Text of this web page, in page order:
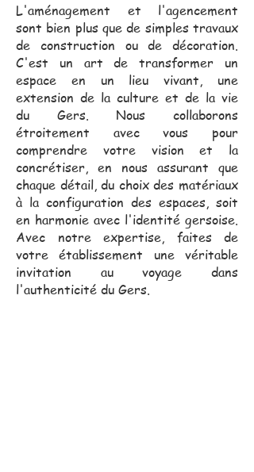
L'aménagement et l'agencement
sont bien plus que de simples travaux
de construction ou de décoration.
C'est un art de transformer un
espace en un lieu vivant, une
extension de la culture et de la vie
du Gers. Nous collaborons
étroitement avec vous pour
comprendre votre vision et la
concrétiser, en nous assurant que
chaque détail, du choix des matériaux
à la configuration des espaces, soit
en harmonie avec l'identité gersoise.
Avec notre expertise, faites de
votre établissement une véritable
invitation au voyage dans
l'authenticité du Gers.